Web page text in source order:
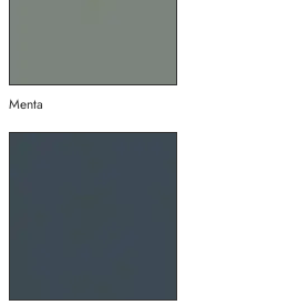
Menta